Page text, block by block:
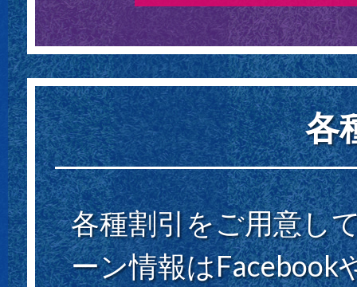
各
各種割引をご用意し
ーン情報はFacebook